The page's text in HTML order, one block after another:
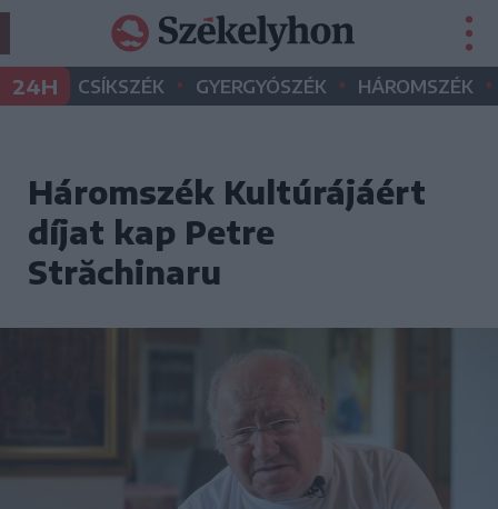
24H CSÍKSZÉK • GYERGYÓSZÉK • HÁROMSZÉK •
Háromszék Kultúrájáért
díjat kap Petre
Străchinaru